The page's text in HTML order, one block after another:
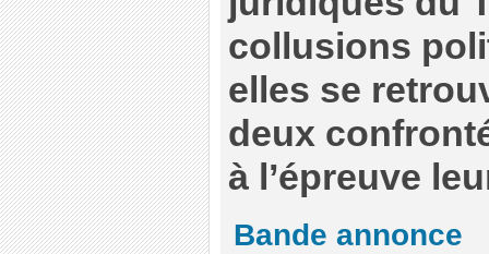
collusions
elles se
deux
à l’épreuve
Bande annonce